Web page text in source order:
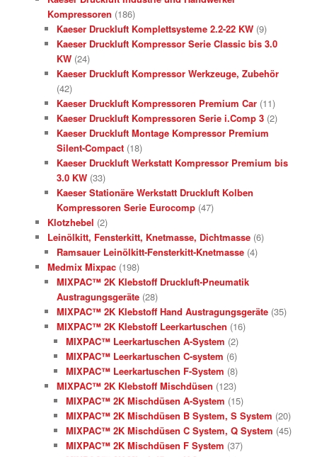
Kompressoren (186)
Kaeser Druckluft Komplettsysteme 2.2-22 KW (9)
Kaeser Druckluft Kompressor Serie Classic bis 3.0
KW (24)
Kaeser Druckluft Kompressor Werkzeuge, Zubehör
(42)
Kaeser Druckluft Kompressoren Premium Car (11)
Kaeser Druckluft Kompressoren Serie i.Comp 3 (2)
Kaeser Druckluft Montage Kompressor Premium
Silent-Compact (18)
Kaeser Druckluft Werkstatt Kompressor Premium bis
3.0 KW (33)
Kaeser Stationäre Werkstatt Druckluft Kolben
Kompressoren Serie Eurocomp (47)
Klotzhebel (2)
Leinölkitt, Fensterkitt, Knetmasse, Dichtmasse (6)
Ramsauer Leinölkitt-Fensterkitt-Knetmasse (4)
Medmix Mixpac (198)
MIXPAC™ 2K Klebstoff Druckluft-Pneumatik
Austragungsgeräte (28)
MIXPAC™ 2K Klebstoff Hand Austragungsgeräte (35)
MIXPAC™ 2K Klebstoff Leerkartuschen (16)
MIXPAC™ Leerkartuschen A-System (2)
MIXPAC™ Leerkartuschen C-system (6)
MIXPAC™ Leerkartuschen F-System (8)
MIXPAC™ 2K Klebstoff Mischdüsen (123)
MIXPAC™ 2K Mischdüsen A-System (15)
MIXPAC™ 2K Mischdüsen B System, S System (20)
MIXPAC™ 2K Mischdüsen C System, Q System (45)
MIXPAC™ 2K Mischdüsen F System (37)